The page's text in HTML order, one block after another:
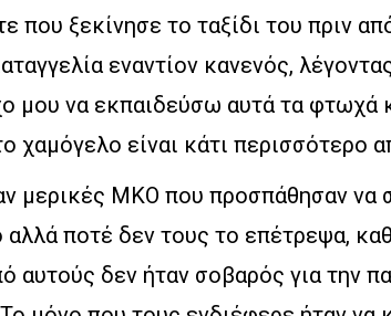
που ξεκίνησε το ταξίδι του πριν
εναντίον κανενός,
μου να εκπαιδεύσω αυτά τα φτωχά
χαμόγελο είναι κάτι περισσότερο
μερικές ΜΚΟ που προσπάθησαν να
αλλά ποτέ δεν τους το επέτρεψα,
αυτούς δεν ήταν σοβαρός για την